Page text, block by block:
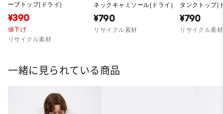
ーブトップ(ドライ)
¥390
値下げ
リサイクル素材
ネックキャミソール(ドライ)
¥790
リサイクル素材
タンクトップ(
¥790
リサイクル素材
一緒に見られている商品